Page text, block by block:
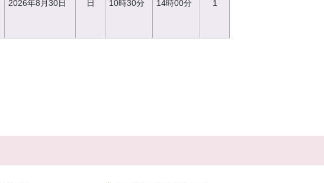
2026年8月30日 日 10時30分 14時00分 1